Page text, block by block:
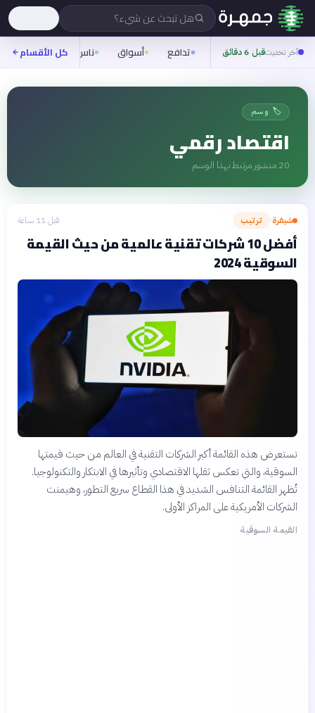
هل تبحث عن شيء؟
آخر تحديثقبل 6 دقائق تدافع أسواق ناس روح
كل الأقسام
🏷️ وسم
اقتصاد رقمي
20 منشور مرتبط بهذا الوسم
شيفرة› ترتيب قبل 11 ساعة
أفضل 10 شركات تقنية عالمية من حيث القيمة
السوقية 2024
تستعرض هذه القائمة أكبر الشركات التقنية في العالم من حيث قيمتها
السوقية، والتي تعكس ثقلها الاقتصادي وتأثيرها في الابتكار والتكنولوجيا.
تُظهر القائمة التنافس الشديد في هذا القطاع سريع التطور، وهيمنت
الشركات الأمريكية على المراكز الأولى.
القيمة السوقية